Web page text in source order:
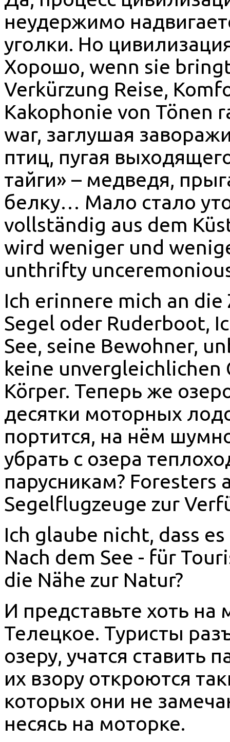
неудержимо
уголки. Но
Хорошо, wenn sie
Verkürzung Reise,
Kakophonie von Tönen
war, заглушая
птиц, пугая
тайги» – медведя,
белку… Мало стало
vollständig aus dem
wird weniger und
unthrifty
Ich erinnere mich an
Segel oder Ruderboot,
See, seine Bewohner,
keine unvergleichlichen
Körper. Теперь же
десятки моторных
портится, на нём
убрать с озера
парусникам?
Segelflugzeuge zur
Ich glaube nicht, dass
Nach dem See - für
die Nähe zur Natur?
И представьте хоть на
Телецкое. Туристы
озеру, учатся ставить
их взору откроются
которых они не
несясь на моторке.